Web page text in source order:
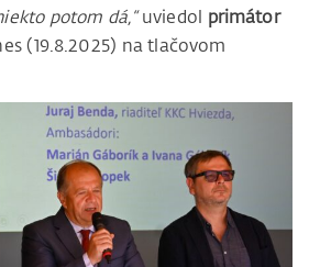
potom dá,“uviedol primátor
(19.8.2025) na tlačovom